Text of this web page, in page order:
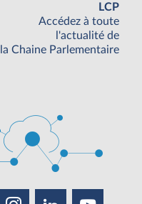
LCP
Accédez à toute
l'actualité de
la Chaine Parlementaire